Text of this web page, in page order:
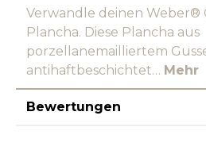
Verwandle deinen Weber®
Plancha. Diese Plancha aus
porzellanemailliertem
antihaftbeschichtet… Mehr
Bewertungen